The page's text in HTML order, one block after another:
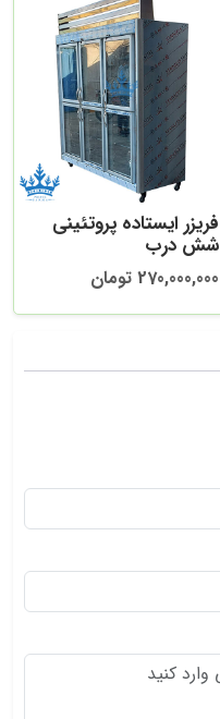
فریزر ایستاده پروتئینی
شش درب
270,000,000 تومان